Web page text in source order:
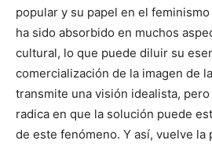
popular y su papel en el
ha sido absorbido en muchos
cultural, lo que puede diluir su
comercialización de la imagen de
transmite una visión idealista,
radica en que la solución puede
de este fenómeno. Y así, vuelve la